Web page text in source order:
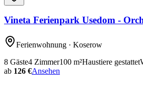
Vineta Ferienpark Usedom -
Ferienwohnung · Koserow
8 Gäste4 Zimmer100 m²Haustiere gestattet
ab 126 €Ansehen